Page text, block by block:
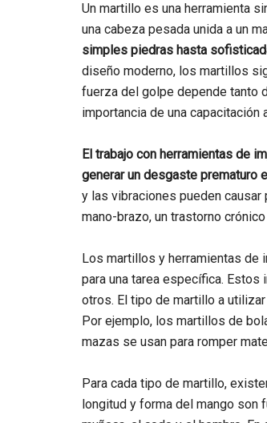
Un martillo es una herramienta
una cabeza pesada unida a un
simples piedras hasta
diseño moderno, los martillos
fuerza del golpe depende tanto
importancia de una capacitación
El trabajo con herramientas de
generar un desgaste prematuro
y las vibraciones pueden
mano-brazo, un trastorno
Los martillos y herramientas de
para una tarea específica.
otros. El tipo de martillo a
Por ejemplo, los martillos de
mazas se usan para romper
Para cada tipo de martillo,
longitud y forma del mango son